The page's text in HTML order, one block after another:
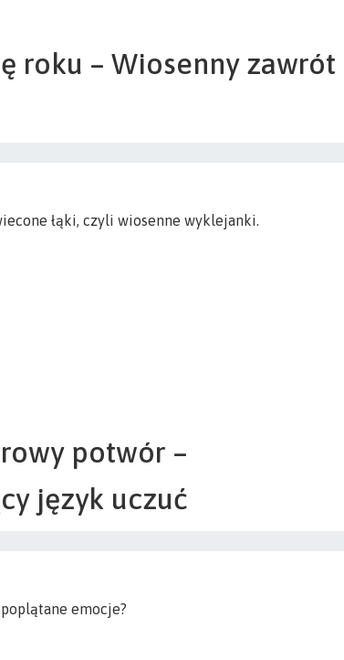
roku – Wiosenny zawrót
łąki, czyli wiosenne wyklejanki.
potwór –
język uczuć
emocje?